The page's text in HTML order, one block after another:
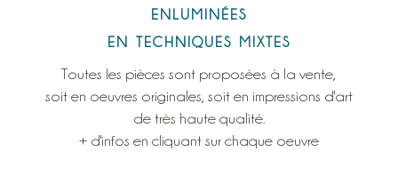
enluminées
en techniques mixtes
Toutes les pièces sont proposées à la vente,
soit en oeuvres originales, soit en impressions d'art
de très haute qualité.
+ d'infos en cliquant sur chaque oeuvre